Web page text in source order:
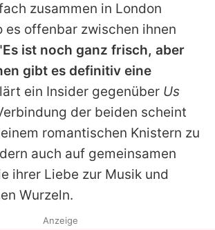
App runterladen
Team
Richtlinien
Impressum
Datenschutzerklärung
Utiq verwalten
zusammen in London
es offenbar zwischen ihnen
ist noch ganz frisch, aber
gibt es definitiv eine
ein Insider gegenüber Us
der beiden scheint
romantischen Knistern zu
auch auf gemeinsamen
ihrer Liebe zur Musik und
Wurzeln.
Anzeige